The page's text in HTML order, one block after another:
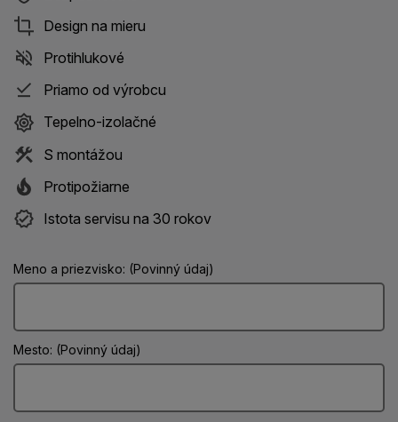
Design na mieru
Protihlukové
Priamo od výrobcu
Tepelno-izolačné
S montážou
Protipožiarne
Istota servisu na 30 rokov
Meno a priezvisko: (Povinný údaj)
Mesto: (Povinný údaj)